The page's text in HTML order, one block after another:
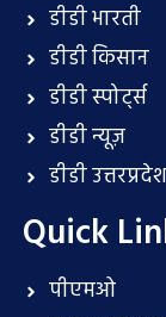
डीडी भारती
डीडी किसान
डीडी स्पोर्ट्स
डीडी न्यूज़
डीडी
Quick
पीएमओ